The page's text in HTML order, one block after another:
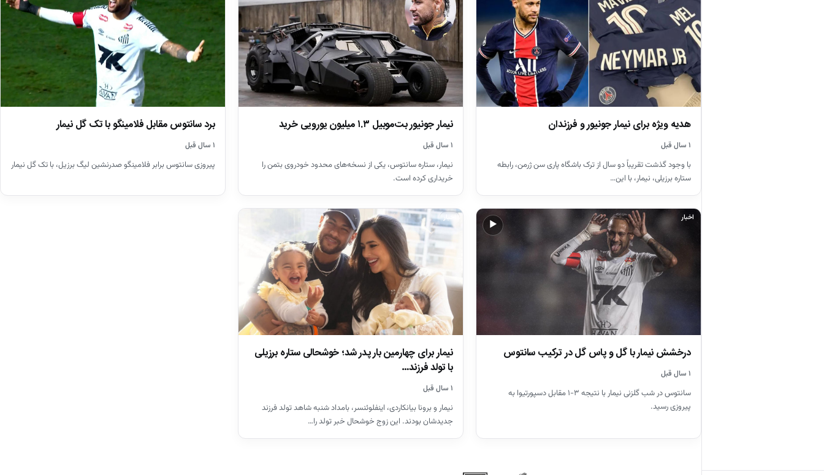
هدیه ویژه برای نیمار جونیور و فرزندان
۱ سال قبل
با وجود گذشت تقریباً دو سال از ترک باشگاه پاری سن ژرمن، رابطه
ستاره برزیلی، نیمار، با این…
نیمار جونیور بت‌موبیل ۱.۳ میلیون یورویی خرید
۱ سال قبل
نیمار، ستاره سانتوس، یکی از نسخه‌های محدود خودروی بتمن را
خریداری کرده است.
برد سانتوس مقابل فلامینگو با تک گل نیمار
۱ سال قبل
پیروزی سانتوس برابر فلامینگو صدرنشین لیگ برزیل، با تک گل نیمار
▶
اخبار
درخشش نیمار با گل و پاس گل در ترکیب سانتوس
۱ سال قبل
سانتوس در شب گلزنی نیمار با نتیجه ۳-۱ مقابل دسپورتیوا به
پیروزی رسید.
اخبار
نیمار برای چهارمین بار پدر شد؛ خوشحالی ستاره برزیلی
با تولد فرزند…
۱ سال قبل
نیمار و برونا بیانکاردی، اینفلوئنسر، بامداد شنبه شاهد تولد فرزند
جدیدشان بودند. این زوج خوشحال خبر تولد را…